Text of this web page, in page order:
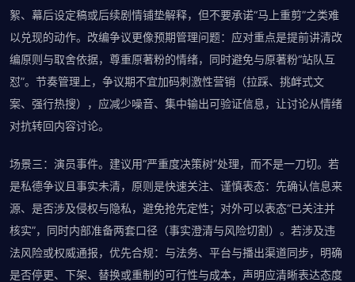
絮、幕后设定稿或后续剧情铺垫解释，但不要承诺“马上重剪”之类难
以兑现的动作。改编争议更像预期管理问题：应对重点是提前讲清改
编原则与取舍依据，尊重原著粉的情绪，同时避免与原著粉“站队互
怼”。节奏管理上，争议期不宜加码刺激性营销（拉踩、挑衅式文
案、强行热搜），应减少噪音、集中输出可验证信息，让讨论从情绪
对抗转回内容讨论。
场景三：演员事件。建议用“严重度决策树”处理，而不是一刀切。若
是私德争议且事实未清，原则是快速关注、谨慎表态：先确认信息来
源、是否涉及侵权与隐私，避免抢先定性；对外可以表态“已关注并
核实”，同时内部准备两套口径（事实澄清与风险切割）。若涉及违
法风险或权威通报，优先合规：与法务、平台与播出渠道同步，明确
是否停更、下架、替换或重制的可行性与成本，声明应清晰表达态度